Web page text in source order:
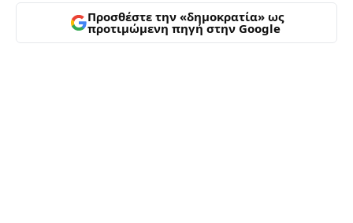
Προσθέστε την «δημοκρατία» ως
προτιμώμενη πηγή στην Google